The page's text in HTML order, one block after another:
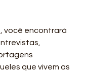
você encontrará
que vivem as